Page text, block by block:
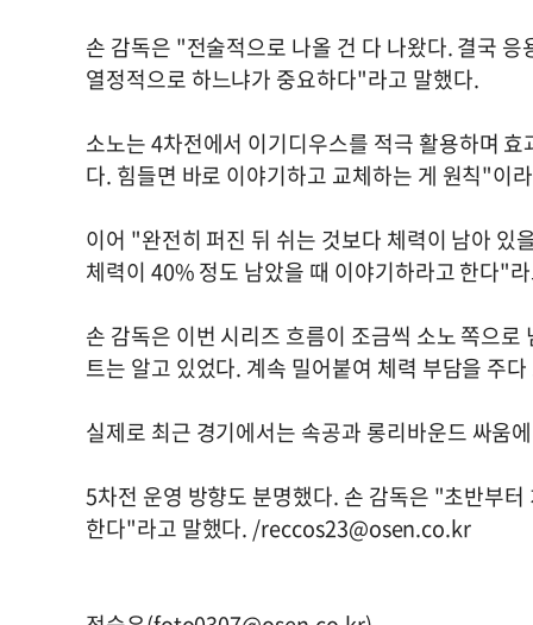
손 감독은 "전술적으로 나올 건 다 나왔다. 결국
열정적으로 하느냐가 중요하다"라고 말했다.
소노는 4차전에서 이기디우스를 적극 활용하며
다. 힘들면 바로 이야기하고 교체하는 게 원칙"이
이어 "완전히 퍼진 뒤 쉬는 것보다 체력이 남아 있
체력이 40% 정도 남았을 때 이야기하라고 한다"
손 감독은 이번 시리즈 흐름이 조금씩 소노 쪽으
트는 알고 있었다. 계속 밀어붙여 체력 부담을 주
실제로 최근 경기에서는 속공과 롱리바운드 싸움
5차전 운영 방향도 분명했다. 손 감독은 "초반부
한다"라고 말했다. /reccos23@osen.co.kr